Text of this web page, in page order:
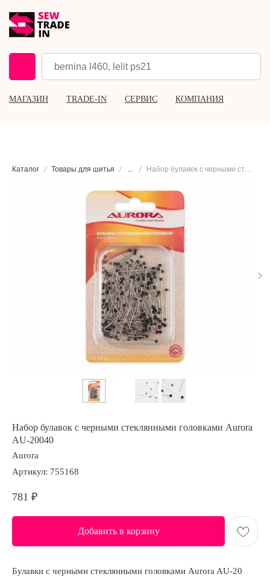
МАГАЗИН TRADE-IN СЕРВИС КОМПАНИЯ
Каталог Товары для шитья ... Набор булавок с черными стеклянными головками Aurora AU-20040
Набор булавок с черными стеклянными головками Aurora
AU-20040
Aurora
Артикул: 755168
781 ₽
Добавить в корзину
Булавки с черными стеклянными головками Aurora AU-20